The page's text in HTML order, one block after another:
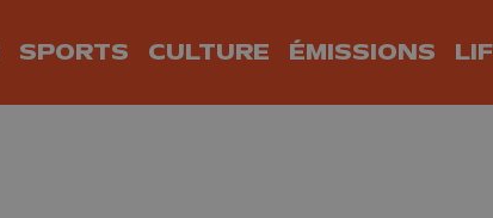
SPORTS CULTURE ÉMISSIONS